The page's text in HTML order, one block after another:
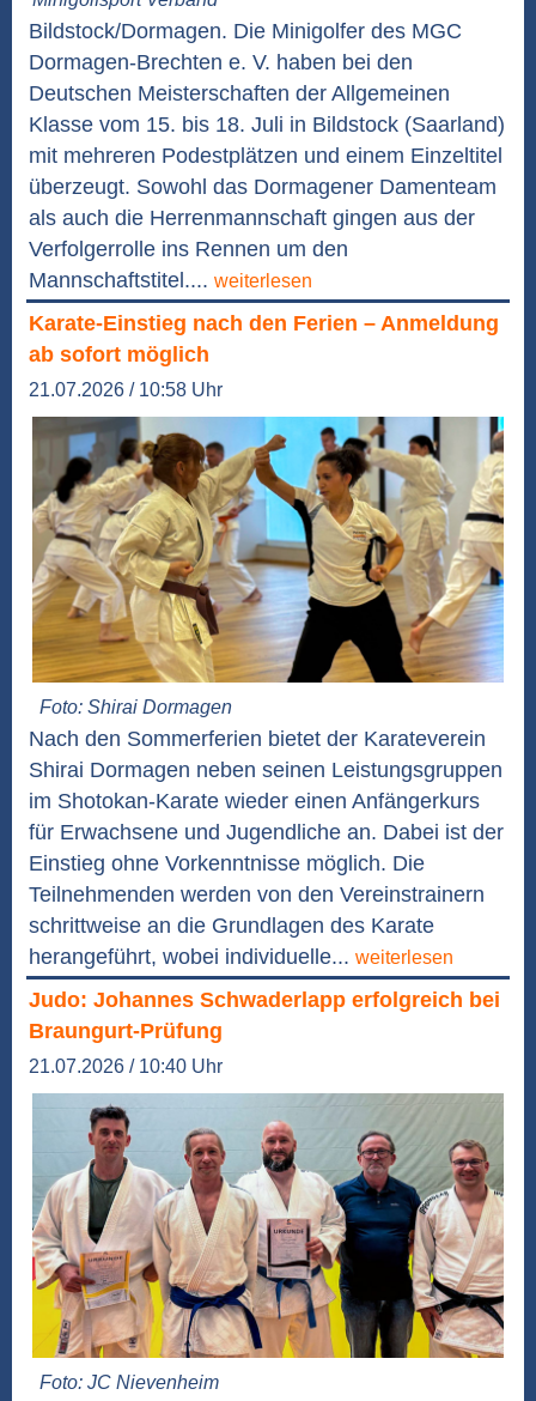
Bildstock/Dormagen. Die Minigolfer des MGC
Dormagen-Brechten e. V. haben bei den
Deutschen Meisterschaften der Allgemeinen
Klasse vom 15. bis 18. Juli in Bildstock (Saarland)
mit mehreren Podestplätzen und einem Einzeltitel
überzeugt. Sowohl das Dormagener Damenteam
als auch die Herrenmannschaft gingen aus der
Verfolgerrolle ins Rennen um den
Mannschaftstitel.... weiterlesen
Karate-Einstieg nach den Ferien – Anmeldung
ab sofort möglich
21.07.2026 / 10:58 Uhr
Foto: Shirai Dormagen
Nach den Sommerferien bietet der Karateverein
Shirai Dormagen neben seinen Leistungsgruppen
im Shotokan-Karate wieder einen Anfängerkurs
für Erwachsene und Jugendliche an. Dabei ist der
Einstieg ohne Vorkenntnisse möglich. Die
Teilnehmenden werden von den Vereinstrainern
schrittweise an die Grundlagen des Karate
herangeführt, wobei individuelle... weiterlesen
Judo: Johannes Schwaderlapp erfolgreich bei
Braungurt-Prüfung
21.07.2026 / 10:40 Uhr
Foto: JC Nievenheim